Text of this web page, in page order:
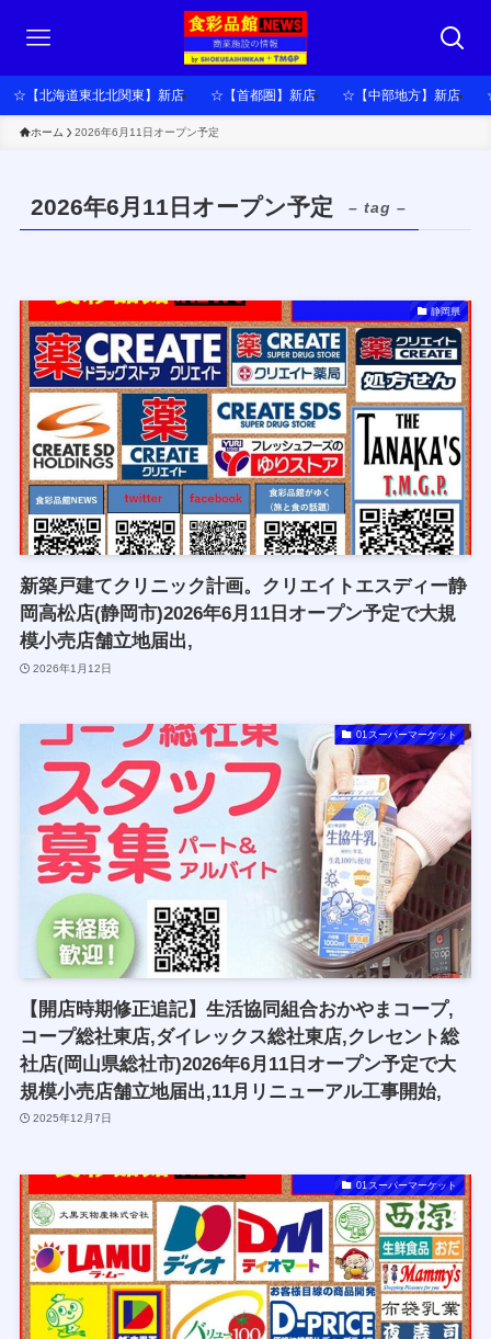
☆【北海道東北北関東】新店 ☆【首都圏】新店 ☆【中部地方】新店
ホーム 2026年6月11日オープン予定
2026年6月11日オープン予定 – tag –
静岡県
新築戸建てクリニック計画。クリエイトエスディー静
岡高松店(静岡市)2026年6月11日オープン予定で大規
模小売店舗立地届出,
2026年1月12日
01スーパーマーケット
【開店時期修正追記】生活協同組合おかやまコープ,
コープ総社東店,ダイレックス総社東店,クレセント総
社店(岡山県総社市)2026年6月11日オープン予定で大
規模小売店舗立地届出,11月リニューアル工事開始,
2025年12月7日
01スーパーマーケット